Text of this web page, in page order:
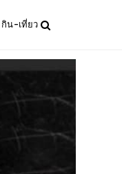
กิน-เที่ยว